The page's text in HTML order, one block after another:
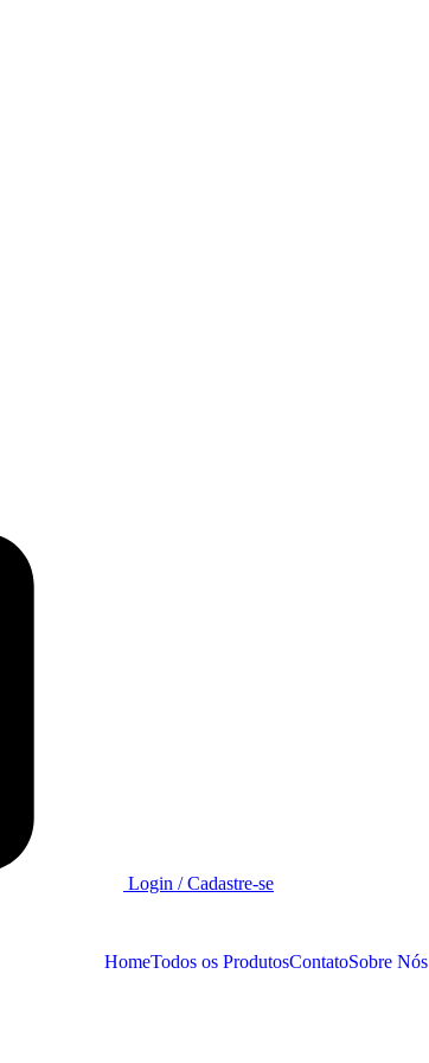
Login / Cadastre-se
HomeTodos os ProdutosContatoSobre Nós